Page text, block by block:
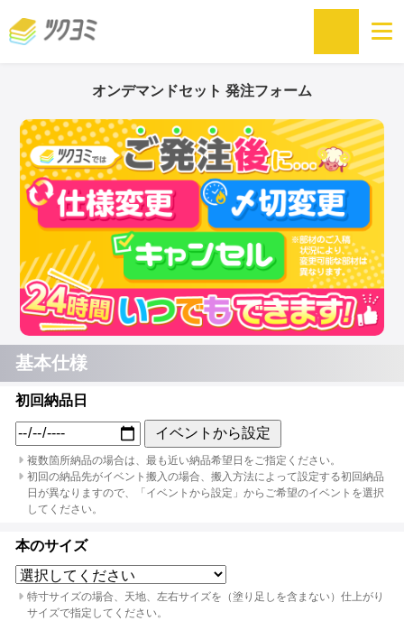
オンデマンドセット 発注フォーム
基本仕様
初回納品日
イベントから設定
複数箇所納品の場合は、最も近い納品希望日をご指定ください。
初回の納品先がイベント搬入の場合、搬入方法によって設定する初回納品
日が異なりますので、「イベントから設定」からご希望のイベントを選択
してください。
本のサイズ
特寸サイズの場合、天地、左右サイズを（塗り足しを含まない）仕上がり
サイズで指定してください。